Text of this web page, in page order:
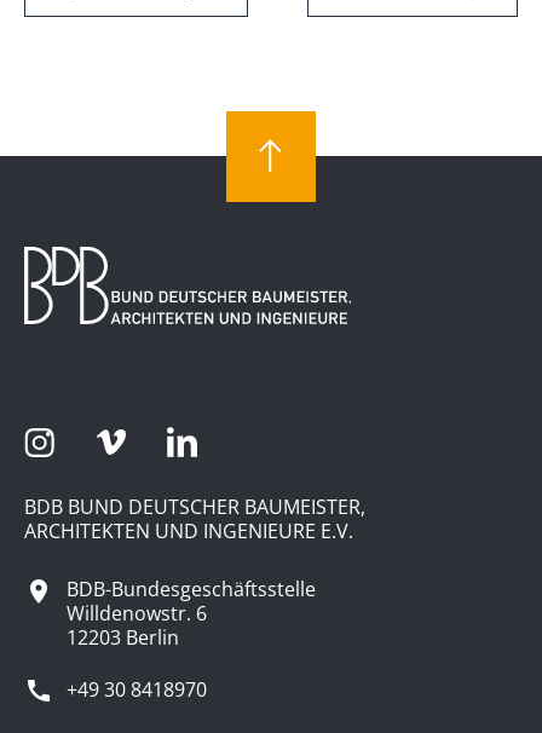
BDB BUND DEUTSCHER BAUMEISTER,
ARCHITEKTEN UND INGENIEURE E.V.
BDB-Bundesgeschäftsstelle
Willdenowstr. 6
12203 Berlin
+49 30 8418970